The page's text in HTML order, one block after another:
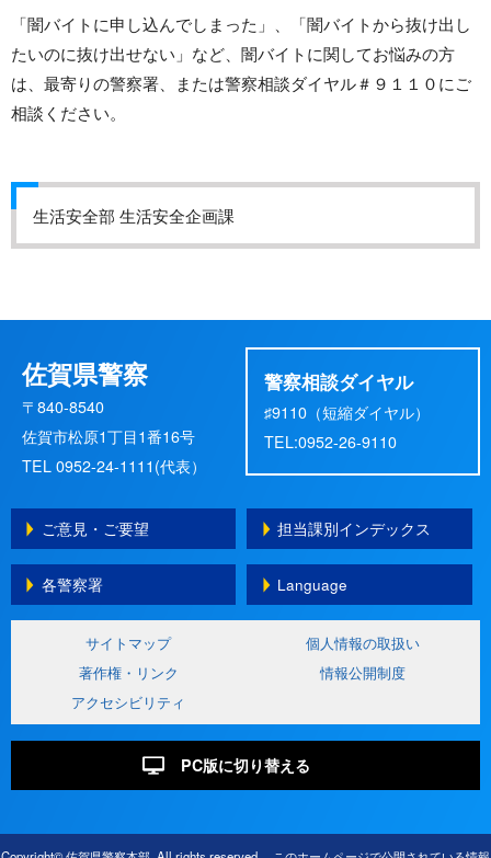
「闇バイトに申し込んでしまった」、「闇バイトから抜け出し
たいのに抜け出せない」など、闇バイトに関してお悩みの方
は、最寄りの警察署、または警察相談ダイヤル＃９１１０にご
相談ください。
生活安全部 生活安全企画課
佐賀県警察
〒840-8540
佐賀市松原1丁目1番16号
TEL 0952-24-1111(代表）
警察相談ダイヤル
♯9110（短縮ダイヤル）
TEL:0952-26-9110
ご意見・ご要望 担当課別インデックス
各警察署 Language
サイトマップ
個人情報の取扱い
著作権・リンク
情報公開制度
アクセシビリティ
PC版に切り替える